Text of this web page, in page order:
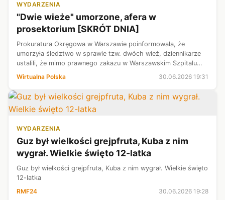
WYDARZENIA
"Dwie wieże" umorzone, afera w
prosektorium [SKRÓT DNIA]
Prokuratura Okręgowa w Warszawie poinformowała, że
umorzyła śledztwo w sprawie tzw. dwóch wież, dziennikarze
ustalili, że mimo prawnego zakazu w Warszawskim Szpitalu
Południowym prowadzony był biznes pogrzebowy, a Dawid
Wirtualna Polska 30.06.2026 19:31
WYDARZENIA
Guz był wielkości grejpfruta, Kuba z nim
wygrał. Wielkie święto 12-latka
Guz był wielkości grejpfruta, Kuba z nim wygrał. Wielkie święto
12-latka
RMF24
30.06.2026 19:28